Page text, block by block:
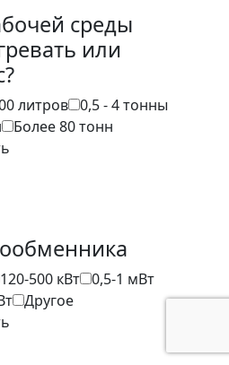
среды
или
литров 0,5 - 4 тонны
Более 80 тонн
120-500 кВт 0,5-1 мВт
Другое